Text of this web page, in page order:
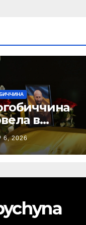
в
земну
свого
–
6, 2026